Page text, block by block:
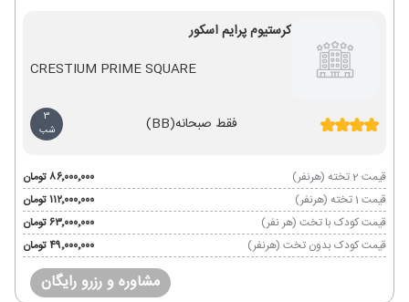
کرستیوم پرایم اسکور
CRESTIUM PRIME SQUARE
فقط صبحانه(BB)
3
شب
قیمت 2 تخته (هرنفر)
۸۶٬۰۰۰٬۰۰۰ تومان
قیمت 1 تخته (هرنفر)
۱۱۲٬۰۰۰٬۰۰۰ تومان
قیمت کودک با تخت (هر نفر)
۶۳٬۰۰۰٬۰۰۰ تومان
قیمت کودک بدون تخت (هرنفر)
۴۹٬۰۰۰٬۰۰۰ تومان
مشاوره و رزرو رایگان